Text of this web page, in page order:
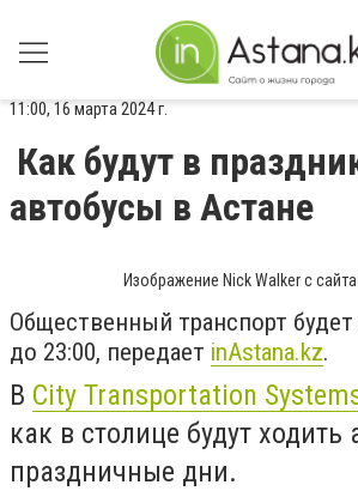
11:00, 16 марта 2024 г.
Как будут в
автобусы в Астане
Изображение Nick Walker с
Общественный транспорт будет
до 23:00, передает inAstana.kz.
В City Transportation
как в столице будут ходить
праздничные дни.